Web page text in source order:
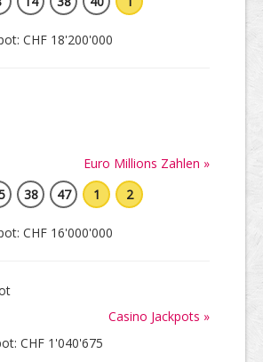
CHF 18'200'000
Euro Millions Zahlen »
38 47 1 2
CHF 16'000'000
Casino Jackpots »
CHF 1'040'675